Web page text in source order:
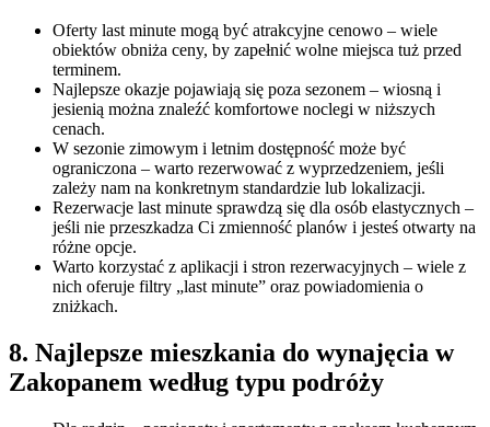
Oferty last minute mogą być atrakcyjne cenowo – wiele
obiektów obniża ceny, by zapełnić wolne miejsca tuż przed
terminem.
Najlepsze okazje pojawiają się poza sezonem – wiosną i
jesienią można znaleźć komfortowe noclegi w niższych
cenach.
W sezonie zimowym i letnim dostępność może być
ograniczona – warto rezerwować z wyprzedzeniem, jeśli
zależy nam na konkretnym standardzie lub lokalizacji.
Rezerwacje last minute sprawdzą się dla osób elastycznych –
jeśli nie przeszkadza Ci zmienność planów i jesteś otwarty na
różne opcje.
Warto korzystać z aplikacji i stron rezerwacyjnych – wiele z
nich oferuje filtry „last minute” oraz powiadomienia o
zniżkach.
8. Najlepsze mieszkania do wynajęcia w
Zakopanem według typu podróży